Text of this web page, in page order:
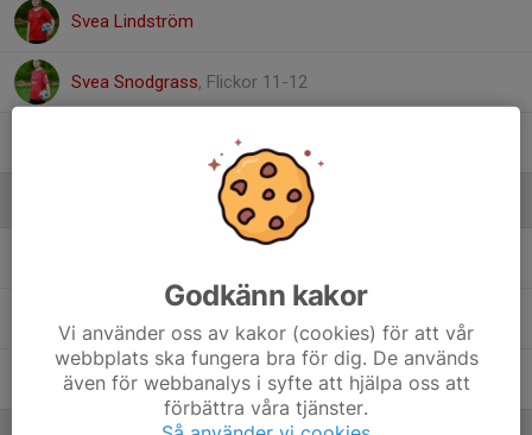
Svea Lindström
Svea Snodgrass, Flickor 11-12
, Flickor 11-13
Micaela LundgrenLagledare
Godkänn kakor
Vi använder oss av kakor (cookies) för att vår
webbplats ska fungera bra för dig. De används
även för webbanalys i syfte att hjälpa oss att
förbättra våra tjänster.